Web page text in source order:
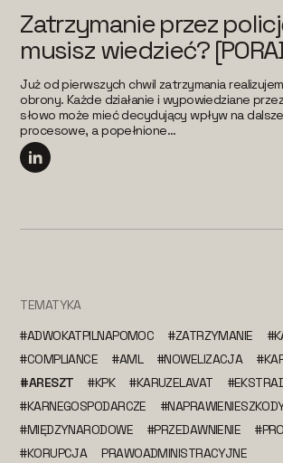
Zatrzymanie przez
musisz wiedzieć?
Już od pierwszych chwil zatrzymania
obrony. Każde działanie i wypowiedziane
słowo może mieć decydujący wpływ na
procesowe, a popełnione...
TEMATYKA
#ADWOKATPILNAPOMOC
#ZATRZYMANIE
#COMPLIANCE
#AML #NOWELIZACJA
#ARESZT
#KPK #KARUZELAVAT
#KARNEGOSPODARCZE
#MIĘDZYNARODOWE
#PRZEDAWNIENIE
#KORUPCJA
PRAWOADMINISTRACYJNE